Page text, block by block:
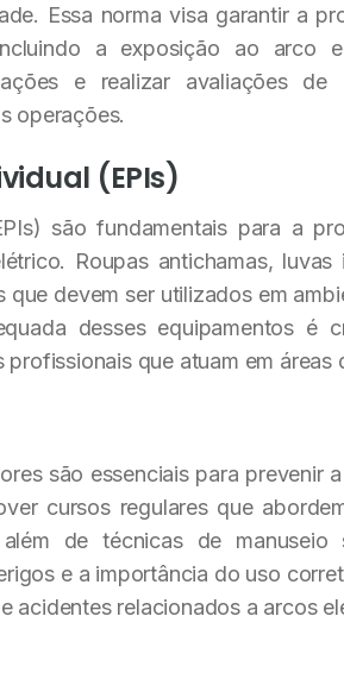
Essa norma visa garantir a
a exposição ao arco
e realizar avaliações de
operações.
(EPIs)
são fundamentais para a
Roupas antichamas, luvas
devem ser utilizados em
desses equipamentos é
que atuam em áreas
são essenciais para prevenir
cursos regulares que
de técnicas de manuseio
e a importância do uso
acidentes relacionados a arcos